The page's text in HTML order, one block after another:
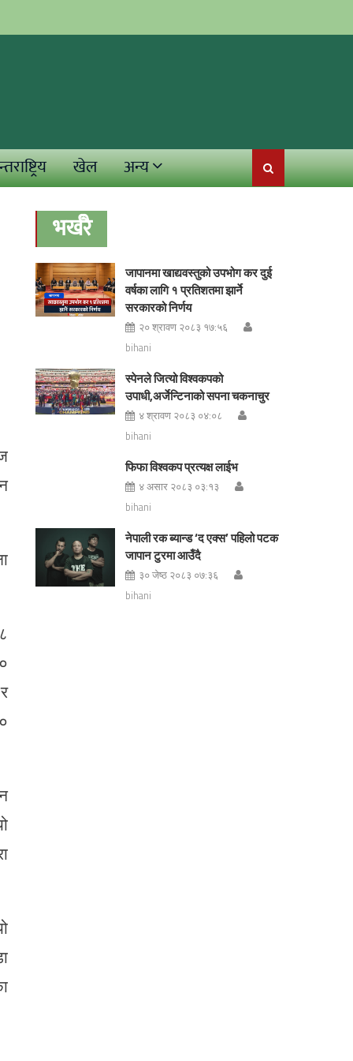
खेल अन्य
भर्खरै
जापानमा खाद्यवस्तुको उपभोग कर दुई
वर्षका लागि १ प्रतिशतमा झार्ने
सरकारको निर्णय
२० श्रावण २०८३ १७:५६
bihani
स्पेनले जित्यो विश्वकपको
उपाधी,अर्जेन्टिनाको सपना चकनाचुर
४ श्रावण २०८३ ०४:०८
bihani
फिफा विश्वकप प्रत्यक्ष लाईभ
४ असार २०८३ ०३:१३
bihani
नेपाली रक ब्यान्ड ‘द एक्स’ पहिलो पटक
जापान टुरमा आउँदै
३० जेष्ठ २०८३ ०७:३६
bihani